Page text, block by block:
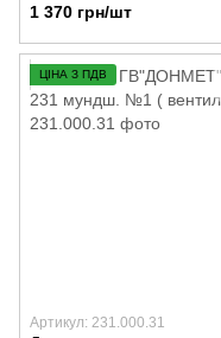
1 370 грн/шт
ЦІНА З ПДВ
Артикул: 231.000.31